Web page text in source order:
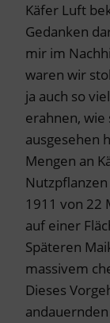
Käfer Luft
Gedanken
mir im
waren wir
ja auch so
erahnen, wie
ausgesehen
Mengen an
1911 von 22
auf einer
Späteren
massivem
Dieses